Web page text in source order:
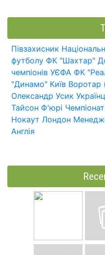
Півзахисник
футболу ФК "Шахтар"
чемпіонів УЄФА ФК
"Динамо" Київ Воротар
Олександр Усик
Тайсон Ф'юрі
Нокаут Лондон
Англія